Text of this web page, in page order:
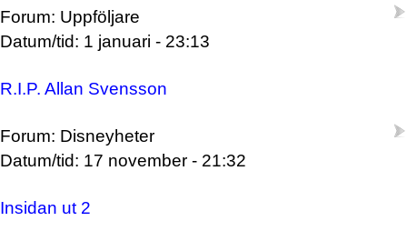
Forum: Uppföljare
Datum/tid: 1 januari - 23:13
R.I.P. Allan Svensson
Forum: Disneyheter
Datum/tid: 17 november - 21:32
Insidan ut 2